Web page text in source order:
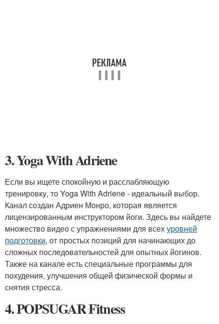
3. Yoga With Adriene
Если вы ищете спокойную и расслабляющую
тренировку, то Yoga With Adriene - идеальный выбор.
Канал создан Адриен Монро, которая является
лицензированным инструктором йоги. Здесь вы найдете
множество видео с упражнениями для всехуровней
подготовки, от простых позиций для начинающих до
сложных последовательностей для опытных йогинов.
Также на канале есть специальные программы для
похудения, улучшения общей физической формы и
снятия стресса.
4. POPSUGAR Fitness